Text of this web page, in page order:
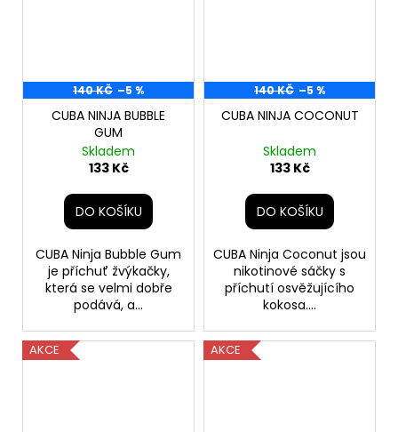
140 KČ –5 %
CUBA NINJA BUBBLE
GUM
Skladem
133 Kč
DO KOŠÍKU
CUBA Ninja Bubble Gum
je příchuť žvýkačky,
která se velmi dobře
podává, a...
140 KČ –5 %
CUBA NINJA COCONUT
Skladem
133 Kč
DO KOŠÍKU
CUBA Ninja Coconut jsou
nikotinové sáčky s
příchutí osvěžujícího
kokosa....
AKCE AKCE